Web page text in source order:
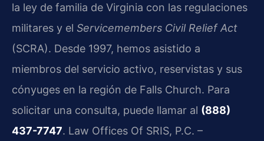
la ley de familia de Virginia con las regulaciones
militares y el Servicemembers Civil Relief Act
(SCRA). Desde 1997, hemos asistido a
miembros del servicio activo, reservistas y sus
cónyuges en la región de Falls Church. Para
solicitar una consulta, puede llamar al (888)
437-7747. Law Offices Of SRIS, P.C. –